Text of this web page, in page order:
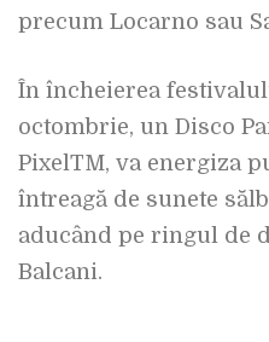
precum Locarno sau
În încheierea
octombrie, un Disco
PixelTM, va energiza
întreagă de sunete
aducând pe ringul de
Balcani.